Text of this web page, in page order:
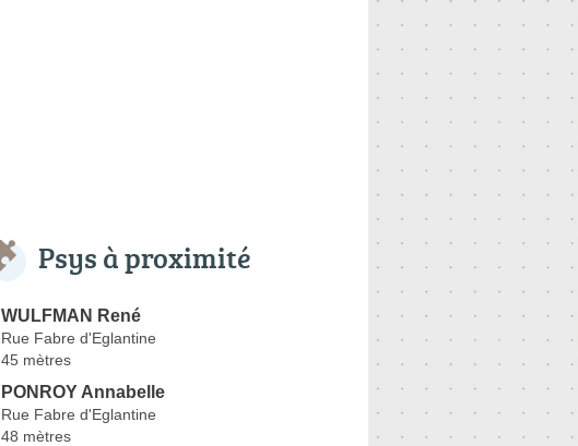
Psys à proximité
WULFMAN René
Rue Fabre d'Eglantine
45 mètres
PONROY Annabelle
Rue Fabre d'Eglantine
48 mètres